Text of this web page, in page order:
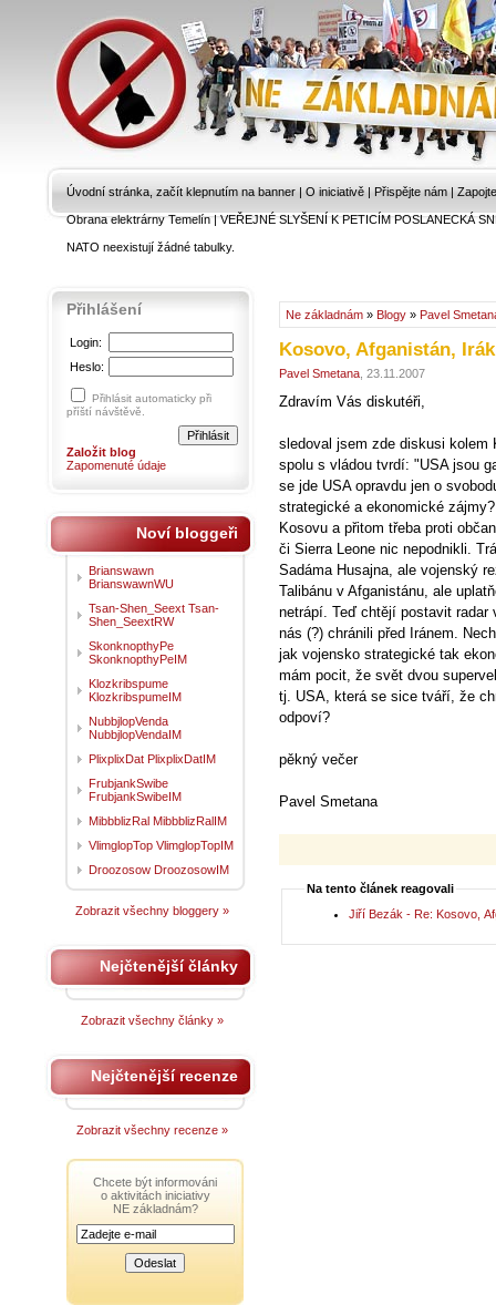
Úvodní stránka, začít klepnutím na banner | O iniciativě | Přispějte nám |
Obrana elektrárny Temelín|VEŘEJNÉ SLYŠENÍ K PETICÍM POSLANECKÁ
NATO neexistují žádné tabulky.
Ne základnám » Blogy » Pavel
Kosovo, Afganistán,
Pavel Smetana , 23.11.2007
Zdravím Vás diskutéři,
sledoval jsem zde diskusi kolem
spolu s vládou tvrdí: "USA jsou
se jde USA opravdu jen o
strategické a ekonomické
Kosovu a přitom třeba proti
či Sierra Leone nic nepodnikli.
Sadáma Husajna, ale vojenský
Talibánu v Afganistánu, ale
netrápí. Teď chtějí postavit radar
nás (?) chránili před Iránem.
jak vojensko strategické tak
mám pocit, že svět dvou
tj. USA, která se sice tváří, že
odpoví?
pěkný večer
Pavel Smetana
Na tento článek reagovali
Jiří Bezák - Re: Kosovo,
Přihlášení
Login:
Heslo:
Přihlásit automaticky při
příští návštěvě.
Založit blog
Zapomenuté údaje
Noví bloggeři
Brianswawn
BrianswawnWU
Tsan-Shen_Seext Tsan-
Shen_SeextRW
SkonknopthyPe
SkonknopthyPeIM
Klozkribspume
KlozkribspumeIM
NubbjlopVenda
NubbjlopVendaIM
PlixplixDat PlixplixDatIM
FrubjankSwibe
FrubjankSwibeIM
MibbblizRal MibbblizRalIM
VlimglopTop VlimglopTopIM
Droozosow DroozosowIM
Zobrazit všechny bloggery »
Nejčtenější články
Zobrazit všechny články »
Nejčtenější recenze
Zobrazit všechny recenze »
Chcete být informováni
o aktivitách iniciativy
NE základnám?